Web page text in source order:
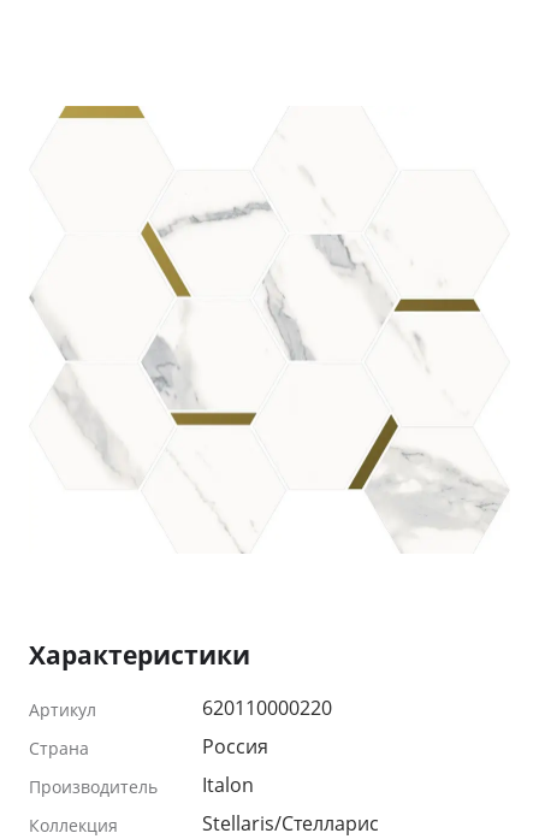
Характеристики
Артикул 620110000220
Страна Россия
Производитель Italon
Коллекция Stellaris/Стелларис